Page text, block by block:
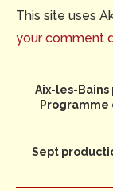
This site uses
your comment
Aix-les-
Programme
Sept